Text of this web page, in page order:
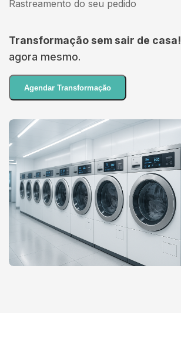
Rastreamento do seu pedido
Transformação sem sair de casa!
agora mesmo.
Agendar Transformação